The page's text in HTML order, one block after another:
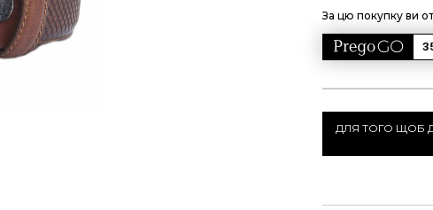
За цю покупку ви
ДЛЯ ТОГО ЩОБ